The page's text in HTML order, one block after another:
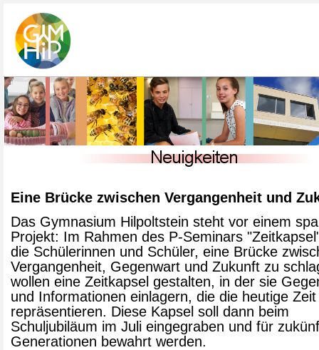
Eine Brücke zwischen Vergangenheit und
Das Gymnasium Hilpoltstein steht vor einem
Projekt: Im Rahmen des P-Seminars
die Schülerinnen und Schüler, eine Brücke
Vergangenheit, Gegenwart und Zukunft zu
wollen eine Zeitkapsel gestalten, in der sie
und Informationen einlagern, die die heutige Zeit
repräsentieren. Diese Kapsel soll dann beim
Schuljubiläum im Juli eingegraben und für
Generationen bewahrt werden.